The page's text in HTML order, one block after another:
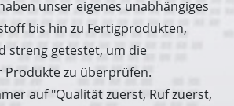
unser eigenes unabhängiges
bis hin zu Fertigprodukten,
streng getestet, um die
Produkte zu überprüfen.
auf "Qualität zuerst, Ruf zuerst,